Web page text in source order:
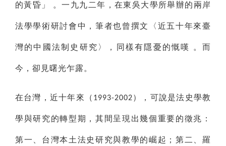
的黃昏」 。一九九二年，在東吳大學所舉辦的兩岸
法學學術研討會中，筆者也曾撰文〈近五十年來臺
灣的中國法制史研究〉，同樣有隱憂的慨嘆 。而
今，卻見曙光乍露。
在台灣，近十年來（ 1993-2002），可說是法史學教
學與研究的轉型期，其間呈現出幾個重要的徵兆：
第一、台灣本土法史研究與教學的崛起；第二、羅